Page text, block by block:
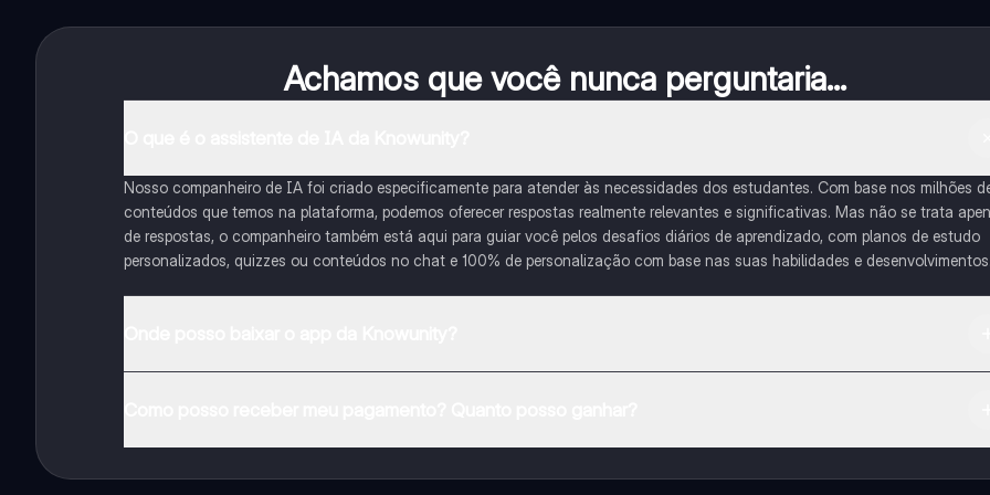
Achamos que você nunca perguntaria...
Nosso companheiro de IA foi criado especificamente para atender às necessidades dos estudantes. Com base nos milhões
conteúdos que temos na plataforma, podemos oferecer respostas realmente relevantes e significativas. Mas não se trata
de respostas, o companheiro também está aqui para guiar você pelos desafios diários de aprendizado, com planos de estudo
personalizados, quizzes ou conteúdos no chat e 100% de personalização com base nas suas habilidades e desenvolvimentos.
funcionalidades da aplicação, pode adquirir o Knowunity Pro.